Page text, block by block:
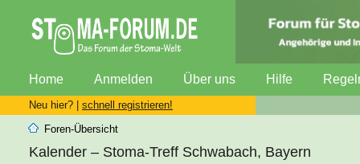
Home Anmelden Über uns Hilfe
Neu hier? | schnell registrieren!
Foren-Übersicht
Kalender – Stoma-Treff Schwabach, Bayern